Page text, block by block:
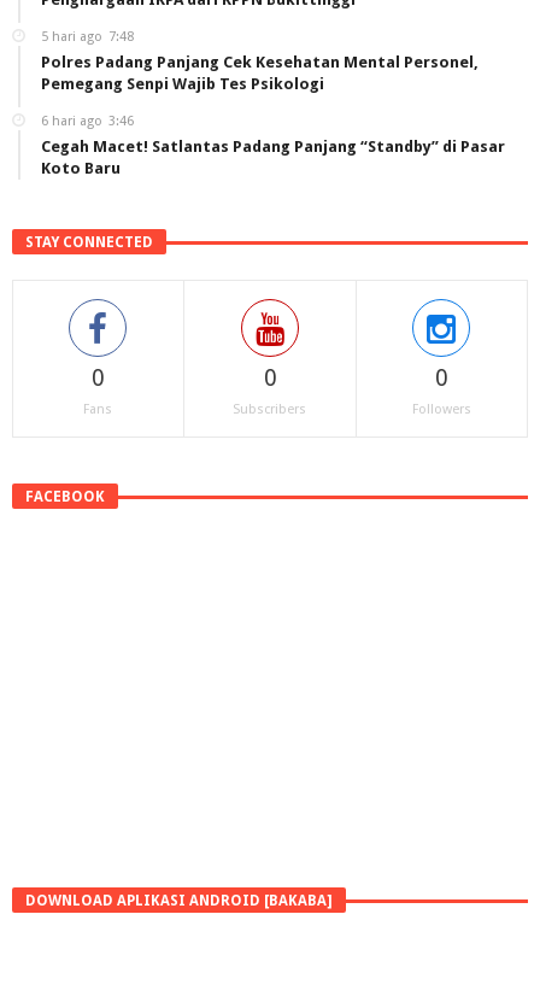
5 hari ago 7:48
Polres Padang Panjang Cek Kesehatan Mental Personel,
Pemegang Senpi Wajib Tes Psikologi
6 hari ago 3:46
Cegah Macet! Satlantas Padang Panjang “Standby” di Pasar
Koto Baru
STAY CONNECTED
0
Fans
0
Subscribers
0
Followers
FACEBOOK
DOWNLOAD APLIKASI ANDROID [BAKABA]